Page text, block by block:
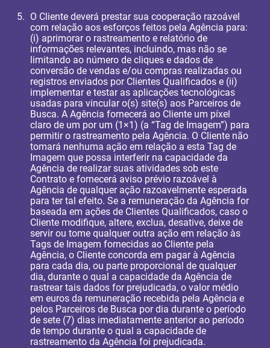
O Cliente deverá prestar sua cooperação razoável
com relação aos esforços feitos pela Agência para:
(i) aprimorar o rastreamento e relatório de
informações relevantes, incluindo, mas não se
limitando ao número de cliques e dados de
conversão de vendas e/ou compras realizadas ou
registros enviados por Clientes Qualificados e (ii)
implementar e testar as aplicações tecnológicas
usadas para vincular o(s) site(s) aos Parceiros de
Busca. A Agência fornecerá ao Cliente um píxel
claro de um por um (1×1) (a “Tag de Imagem”) para
permitir o rastreamento pela Agência. O Cliente não
tomará nenhuma ação em relação a esta Tag de
Imagem que possa interferir na capacidade da
Agência de realizar suas atividades sob este
Contrato e fornecerá aviso prévio razoável à
Agência de qualquer ação razoavelmente esperada
para ter tal efeito. Se a remuneração da Agência for
baseada em ações de Clientes Qualificados, caso o
Cliente modifique, altere, exclua, desative, deixe de
servir ou tome qualquer outra ação em relação às
Tags de Imagem fornecidas ao Cliente pela
Agência, o Cliente concorda em pagar à Agência
para cada dia, ou parte proporcional de qualquer
dia, durante o qual a capacidade da Agência de
rastrear tais dados for prejudicada, o valor médio
em euros da remuneração recebida pela Agência e
pelos Parceiros de Busca por dia durante o período
de sete (7) dias imediatamente anterior ao período
de tempo durante o qual a capacidade de
rastreamento da Agência foi prejudicada.